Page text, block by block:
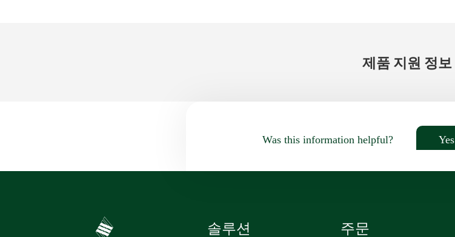
제품 지원 정보
Was this information helpful? Yes
솔루션 주문